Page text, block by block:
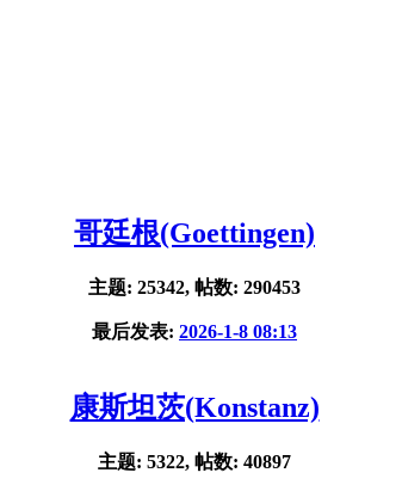
哥廷根(Goettingen)
主题: 25342, 帖数: 290453
最后发表: 2026-1-8 08:13
康斯坦茨(Konstanz)
主题: 5322, 帖数: 40897